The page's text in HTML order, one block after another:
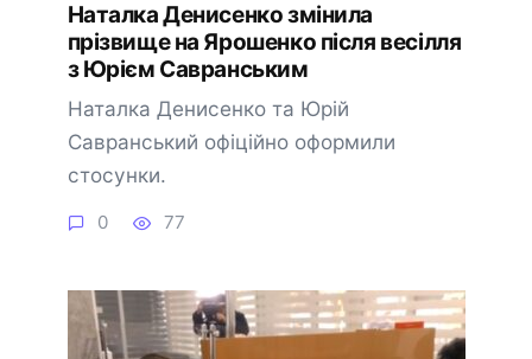
Наталка Денисенко змінила
прізвище на Ярошенко після весілля
з Юрієм Савранським
Наталка Денисенко та Юрій
Савранський офіційно оформили
стосунки.
0 77